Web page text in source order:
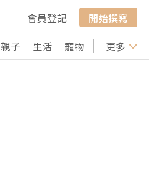
會員登記
開始撰寫
親子 生活 寵物 行山 打卡
更多